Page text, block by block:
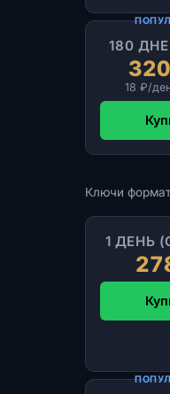
180
18 ₽/
Ключи
1 ДЕНЬ